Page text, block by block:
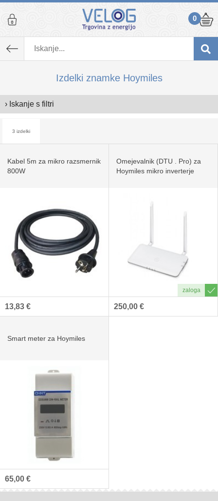
0
Izdelki znamke Hoymiles
› Iskanje s filtri
3 izdelki
Kabel 5m za mikro razsmernik
800W
13,83 €
Omejevalnik (DTU . Pro) za
Hoymiles mikro inverterje
250,00 €
Smart meter za Hoymiles
65,00 €